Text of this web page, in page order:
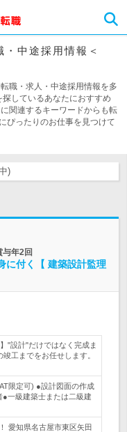
中途採用情報＜
職・求人・中途採用情報を多
しているあなたにおすすめ
関連するキーワードからも転
ぴったりのお仕事を見つけて
)
年2回
に付く【 建築設計監理
"設計"だけではなく完成ま
工までをお任せします。
限定可) ●設計図面の作成
一級建築士または二級建
愛知県名古屋市東区矢田